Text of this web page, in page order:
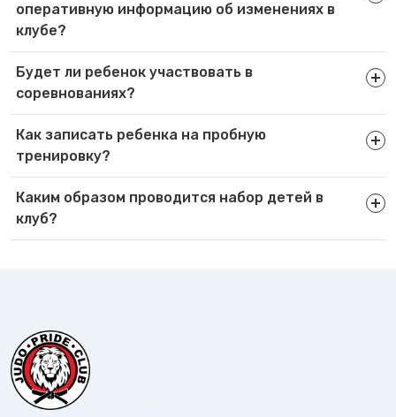
оперативную информацию об изменениях в
клубе?
Будет ли ребенок участвовать в
соревнованиях?
Как записать ребенка на пробную
тренировку?
Каким образом проводится набор детей в
клуб?